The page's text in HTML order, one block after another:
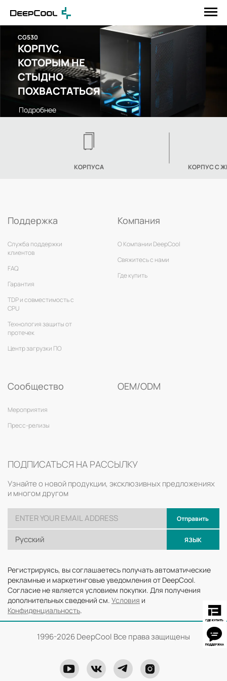
CG530
КОРПУС,
КОТОРЫМ НЕ
СТЫДНО
ПОХВАСТАТЬСЯ
Подробнее
КОРПУСА КОРПУС С
Поддержка
Служба поддержки
клиентов
FAQ
Гарантия
TDP и совместимость с
CPU
Технология защиты от
протечек
Центр загрузки ПО
Компания
О Компании DeepCool
Свяжитесь с нами
Где купить
Сообщество
Мероприятия
Пресс-релизы
OEM/ODM
ПОДПИСАТЬСЯ НА РАССЫЛКУ
Узнайте о новой продукции, эксклюзивных предложениях
и многом другом
Отправить
Русский ЯЗЫК
Регистрируясь, вы соглашаетесь получать автоматические
рекламные и маркетинговые уведомления от DeepCool.
Согласие не является условием покупки. Для получения
дополнительных сведений см. Условия и
Конфиденциальность.
1996-2026 DeepCool Все права защищены